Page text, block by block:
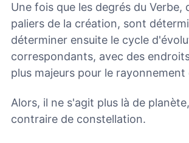
Une fois que les degrés du Verbe,
paliers de la création, sont
déterminer ensuite le cycle
correspondants, avec des
plus majeurs pour le rayonnement
Alors, il ne s'agit plus là de
contraire de constellation.